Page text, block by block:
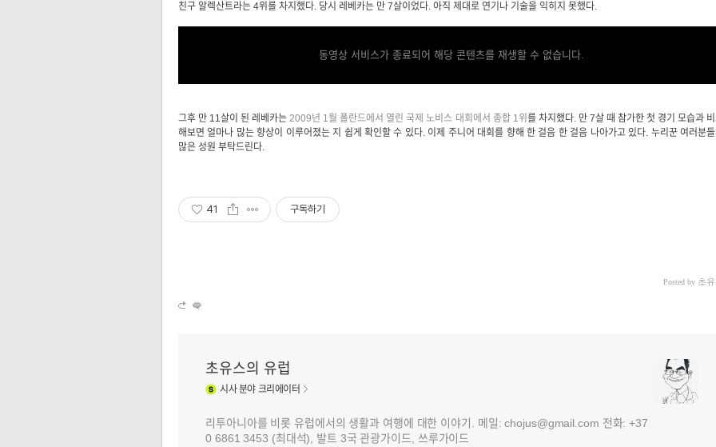
친구 알렉산트라는 4위를 차지했다. 당시 레베카는 만 7살이었다. 아직 제대로 연기나 기술을 익히지 못했다.
동영상 서비스가 종료되어 해당 콘텐츠를 재생할 수 없습니다.
그후 만 11살이 된 레베카는2009년 1월 폴란드에서 열린 국제 노비스 대회에서 종합 1위 를 차지했다. 만 7살 때 참가한 첫 경기 모습과
해보면 얼마나 많는 향상이 이루어졌는 지 쉽게 확인할 수 있다. 이제 주니어 대회를 향해 한 걸음 한 걸음 나아가고 있다. 누리꾼 여러분
많은 성원 부탁드린다.
41 구독하기
Posted by 초
초유스의 유럽
시사분야 크리에이터
리투아니아를 비롯 유럽에서의 생활과 여행에 대한 이야기. 메일: chojus@gmail.com 전화: +37
0 6861 3453 (최대석), 발트 3국 관광가이드, 쓰루가이드